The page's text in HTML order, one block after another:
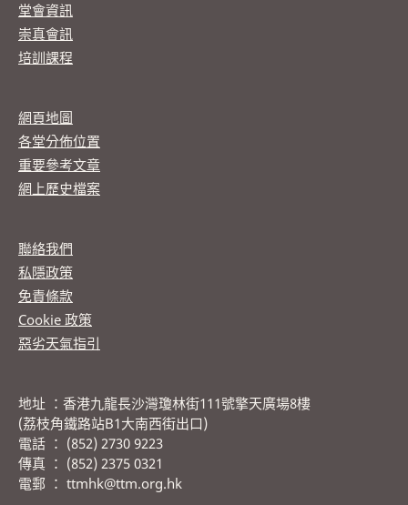
堂會資訊
崇真會訊
培訓課程
網頁地圖
各堂分佈位置
重要參考文章
網上歷史檔案
聯絡我們
私隱政策
免責條款
Cookie 政策
惡劣天氣指引
地址 ：香港九龍長沙灣瓊林街111號擎天廣場8樓
(荔枝角鐵路站B1大南西街出口)
電話 ： (852) 2730 9223
傳真 ： (852) 2375 0321
電郵 ： ttmhk@ttm.org.hk